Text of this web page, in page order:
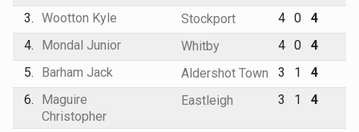
3. Wootton Kyle Stockport 4 0
4
4.
Mondal Junior Whitby 4 0
4
5.
Barham Jack Aldershot Town 3 1
4
6.
Maguire
Christopher
Eastleigh 3 1 4